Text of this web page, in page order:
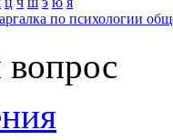
по психологии